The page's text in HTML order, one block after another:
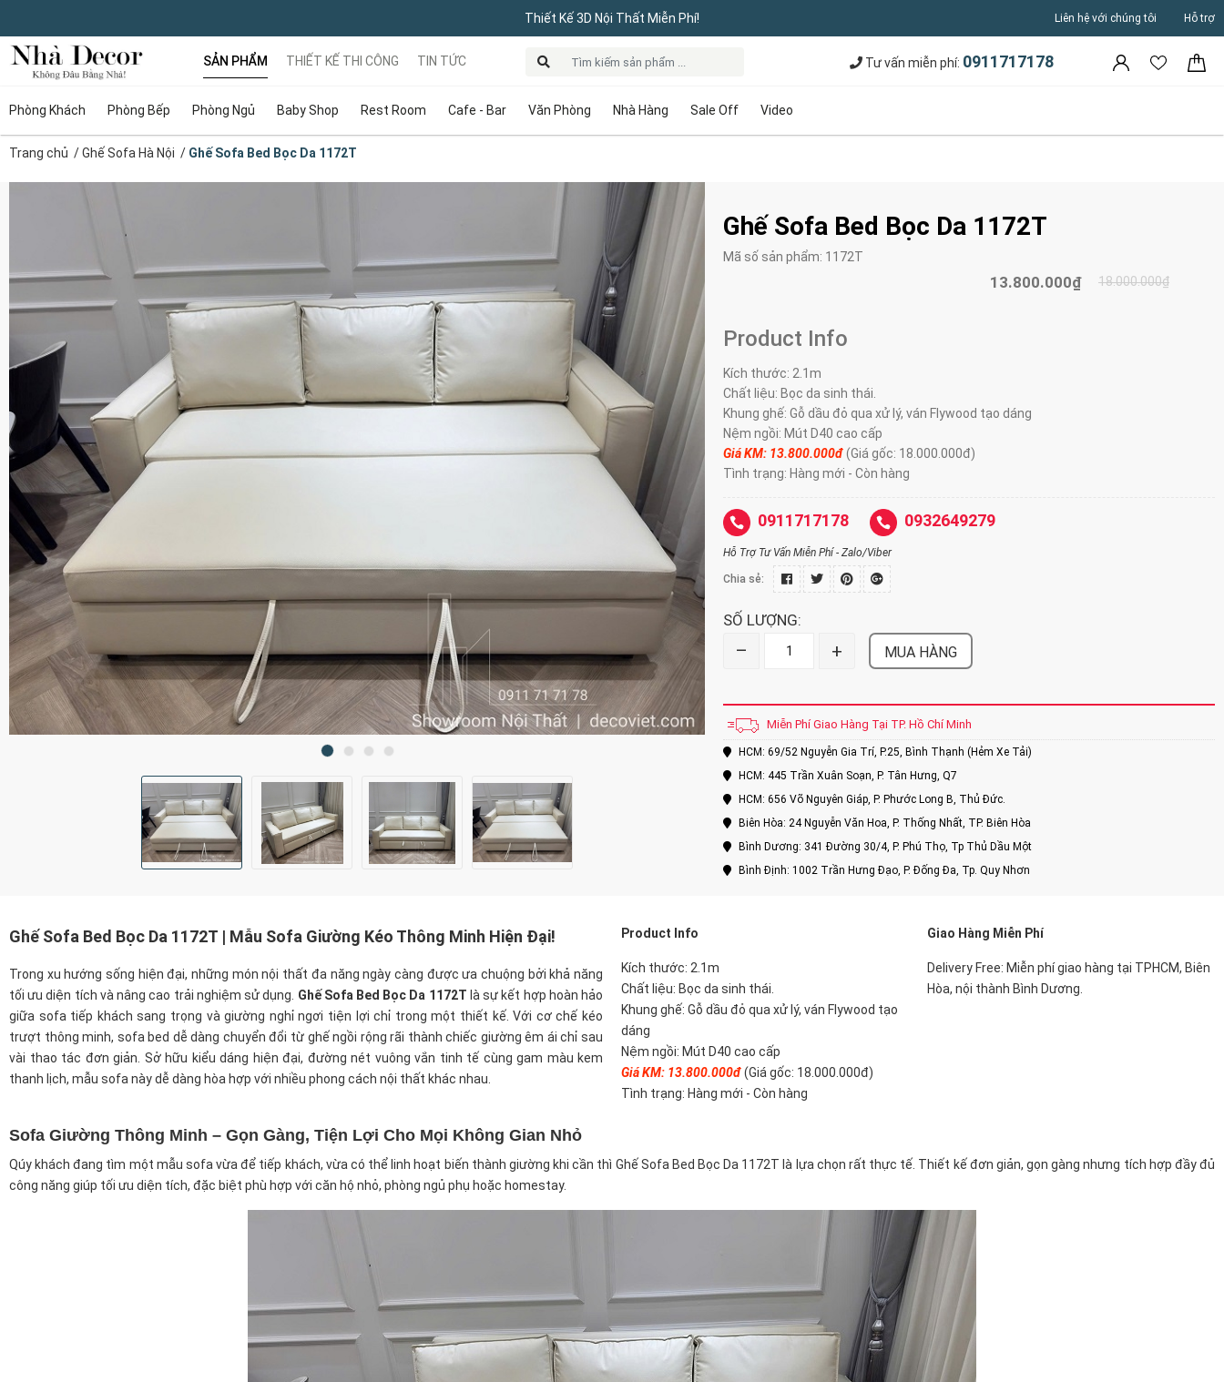
Thiết Kế 3D Nội Thất Miễn Phí! Liên hệ với chúng tôi Hỗ trợ
SẢN PHẨM
Phòng Khách Phòng Bếp Phòng Ngủ Baby Shop Rest Room Cafe - Bar Văn Phòng Nhà Hàng Sale Off Video
THIẾT KẾ THI CÔNG TIN TỨC Tư vấn miễn phí: 0911717178
Trang chủ /Ghế Sofa Hà Nội / Ghế Sofa Bed Bọc Da 1172T
Ghế Sofa Bed Bọc Da 1172T
Mã số sản phẩm: 1172T
13.800.000₫ 18.000.000₫
Product Info
Kích thước: 2.1m
Chất liệu: Bọc da sinh thái.
Khung ghế: Gỗ dầu đỏ qua xử lý, ván Flywood tạo dáng
Nệm ngồi: Mút D40 cao cấp
Giá KM: 13.800.000đ(Giá gốc: 18.000.000đ)
Tình trạng: Hàng mới - Còn hàng
0911717178 0932649279
Hỗ Trợ Tư Vấn Miễn Phí - Zalo/Viber
Chia sẻ:
SỐ LƯỢNG:
– + MUA HÀNG
Miễn Phí Giao Hàng Tại TP. Hồ Chí Minh
HCM: 69/52 Nguyễn Gia Trí, P.25, Bình Thạnh (Hẻm Xe Tải)
HCM: 445 Trần Xuân Soạn, P. Tân Hưng, Q7
HCM: 656 Võ Nguyên Giáp, P. Phước Long B, Thủ Đức.
Biên Hòa: 24 Nguyễn Văn Hoa, P. Thống Nhất, TP. Biên Hòa
Bình Dương: 341 Đường 30/4, P. Phú Thọ, Tp Thủ Dầu Một
Bình Định: 1002 Trần Hưng Đạo, P. Đống Đa, Tp. Quy Nhơn
Ghế Sofa Bed Bọc Da 1172T | Mẫu Sofa Giường Kéo Thông Minh Hiện Đại!
Trong xu hướng sống hiện đại, những món nội thất đa năng ngày càng được ưa chuộng bởi khả năng
tối ưu diện tích và nâng cao trải nghiệm sử dụng. Ghế Sofa Bed Bọc Da 1172T là sự kết hợp hoàn hảo
giữa sofa tiếp khách sang trọng và giường nghỉ ngơi tiện lợi chỉ trong một thiết kế. Với cơ chế kéo
trượt thông minh, sofa bed dễ dàng chuyển đổi từ ghế ngồi rộng rãi thành chiếc giường êm ái chỉ sau
vài thao tác đơn giản. Sở hữu kiểu dáng hiện đại, đường nét vuông vắn tinh tế cùng gam màu kem
thanh lịch, mẫu sofa này dễ dàng hòa hợp với nhiều phong cách nội thất khác nhau.
Product Info
Kích thước: 2.1m
Chất liệu: Bọc da sinh thái.
Khung ghế: Gỗ dầu đỏ qua xử lý, ván Flywood tạo
dáng
Nệm ngồi: Mút D40 cao cấp
Giá KM: 13.800.000đ(Giá gốc: 18.000.000đ)
Tình trạng: Hàng mới - Còn hàng
Giao Hàng Miễn Phí
Delivery Free: Miễn phí giao hàng tại TPHCM, Biên
Hòa, nội thành Bình Dương.
Sofa Giường Thông Minh – Gọn Gàng, Tiện Lợi Cho Mọi Không Gian Nhỏ
Qúy khách đang tìm một mẫu sofa vừa để tiếp khách, vừa có thể linh hoạt biến thành giường khi cần thì Ghế Sofa Bed Bọc Da 1172T là lựa chọn rất thực tế. Thiết kế đơn giản, gọn gàng nhưng tích hợp đầy đủ
công năng giúp tối ưu diện tích, đặc biệt phù hợp với căn hộ nhỏ, phòng ngủ phụ hoặc homestay.